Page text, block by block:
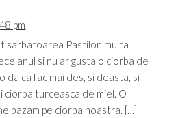
pm
sarbatoarea Pastilor, multa
anul si nu ar gusta o ciorba de
da ca fac mai des, si deasta, si
ciorba turceasca de miel. O
bazam pe ciorba noastra. […]